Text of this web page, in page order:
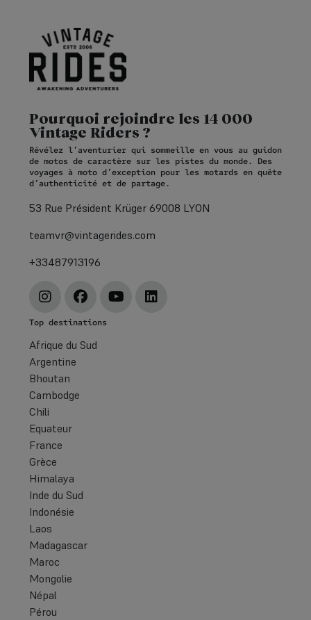
Pourquoi rejoindre les 14 000
Vintage Riders ?
Révélez l’aventurier qui sommeille en vous au guidon
de motos de caractère sur les pistes du monde. Des
voyages à moto d’exception pour les motards en quête
d’authenticité et de partage.
53 Rue Président Krüger 69008 LYON
teamvr@vintagerides.com
+33487913196
Top destinations
Afrique du Sud
Argentine
Bhoutan
Cambodge
Chili
Equateur
France
Grèce
Himalaya
Inde du Sud
Indonésie
Laos
Madagascar
Maroc
Mongolie
Népal
Pérou